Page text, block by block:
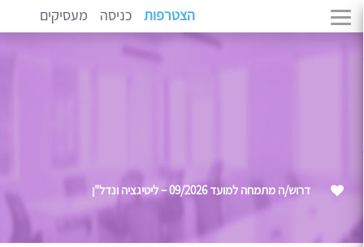
הצטרפות כניסה מעסיקים
דרוש/ה מתמחה למועד 09/2026 – ליטיגציה ונדל"ן